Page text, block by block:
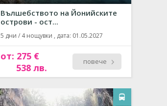
Вълшебството на Йонийските
острови - ост...
5 дни / 4 нощувки , дата: 01.05.2027
от: 275 €
538 лв.
повече